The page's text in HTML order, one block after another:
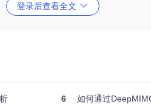
登录后查看全文
6 如何通过DeepMIMO-